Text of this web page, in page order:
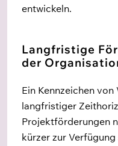
entwickeln.
Langfristige
der
Ein Kennzeichen
langfristiger
Projektförderungen
kürzer zur